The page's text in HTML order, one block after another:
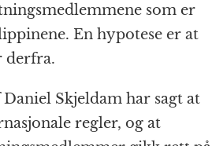
som er
En hypotese er at
derfra.
Skjeldam har sagt at
regler, og at